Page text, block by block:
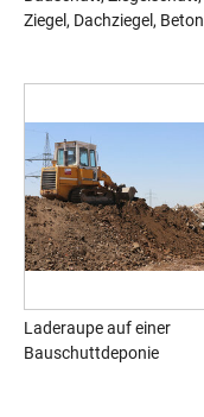
Ziegel, Dachziegel, Beton
Laderaupe auf einer
Bauschuttdeponie